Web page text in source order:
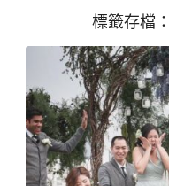
標籤存檔：